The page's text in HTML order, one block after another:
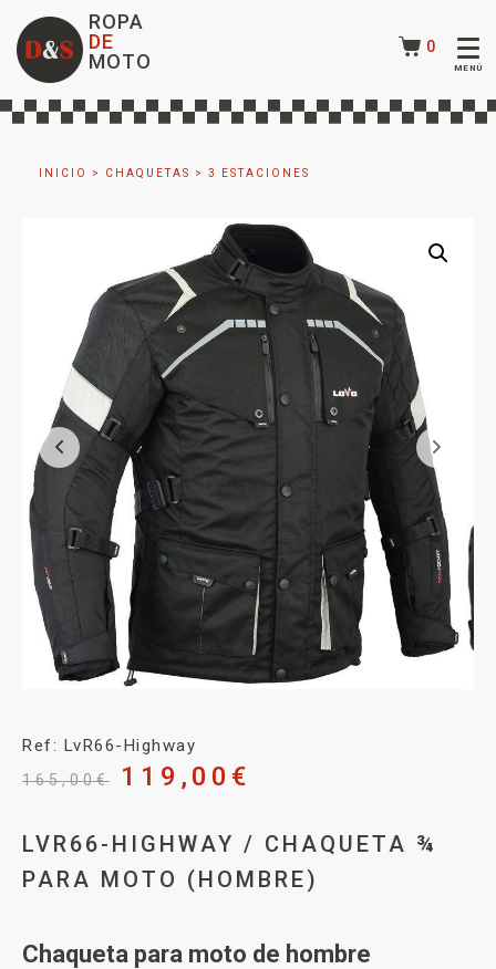
ROPA
DE
MOTO
0
INICIO > CHAQUETAS > 3 ESTACIONES
Ref: LvR66-Highway
165,00€ 119,00 €
LVR66-HIGHWAY / CHAQUETA ¾
PARA MOTO (HOMBRE)
Chaqueta para moto de hombre